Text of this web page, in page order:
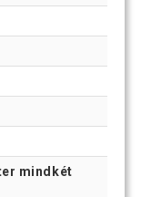
mindkét